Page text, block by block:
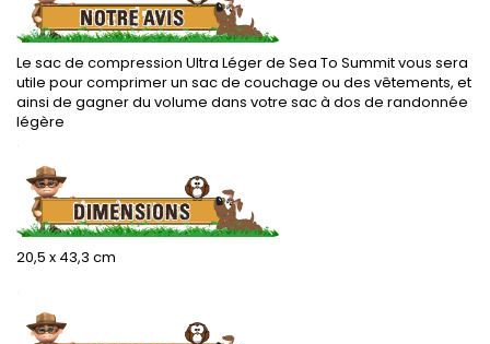
Le sac de compression Ultra Léger de Sea To Summit vous sera
utile pour comprimer un sac de couchage ou des vêtements, et
ainsi de gagner du volume dans votre sac à dos de randonnée
légère
.
20,5 x 43,3 cm
.